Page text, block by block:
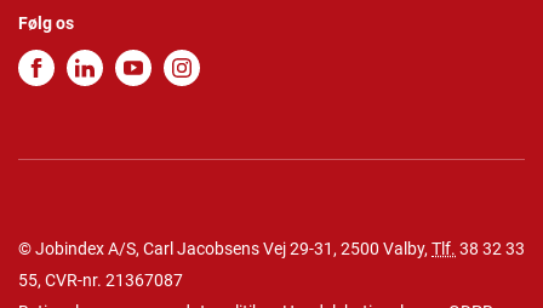
Følg os
© Jobindex A/S, Carl Jacobsens Vej 29-31, 2500 Valby, Tlf. 38 32 33
55, CVR-nr. 21367087